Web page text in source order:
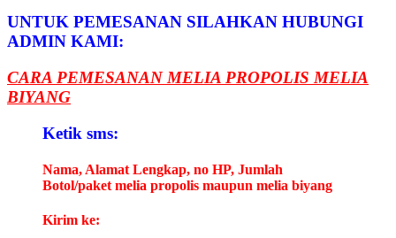
UNTUK PEMESANAN SILAHKAN HUBUNGI
ADMIN KAMI:
CARA PEMESANAN MELIA PROPOLIS MELIA
BIYANG
Ketik sms:
Nama, Alamat Lengkap, no HP, Jumlah
Botol/paket melia propolis maupun melia biyang
Kirim ke: